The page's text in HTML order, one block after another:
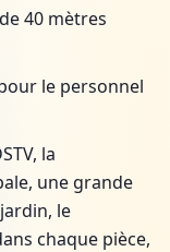
40 mètres
le personnel
la
une grande
le
chaque pièce,